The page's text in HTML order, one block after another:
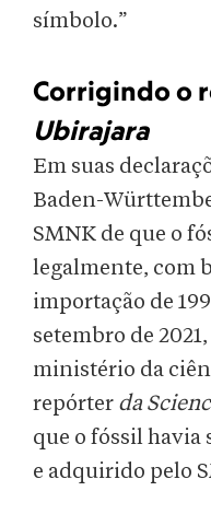
símbolo.”
Corrigindo o
Ubirajara
Em suas
Baden-
SMNK de que o
legalmente, com
importação de
setembro de
ministério da
repórter da
que o fóssil havia
e adquirido pelo